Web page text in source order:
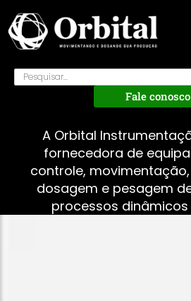
Fale conosco
A Orbital
fornecedora de
controle,
dosagem e pesagem
processos